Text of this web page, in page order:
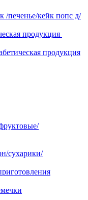
/печенье/кейк попс д/
продукция
продукция
сухарики/